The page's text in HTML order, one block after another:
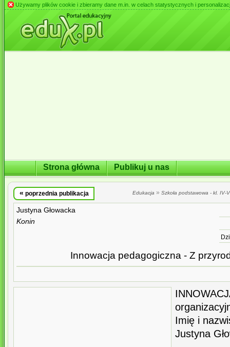
Używamy plików cookie i zbieramy dane m.in. w celach statystycznych i
Strona główna Publikuj u nas
« poprzednia publikacja Edukacja » Szkoła podstawowa - kl. IV-
Justyna Głowacka
Konin
Innowacja pedagogiczna - Z
Imię i
Justyna